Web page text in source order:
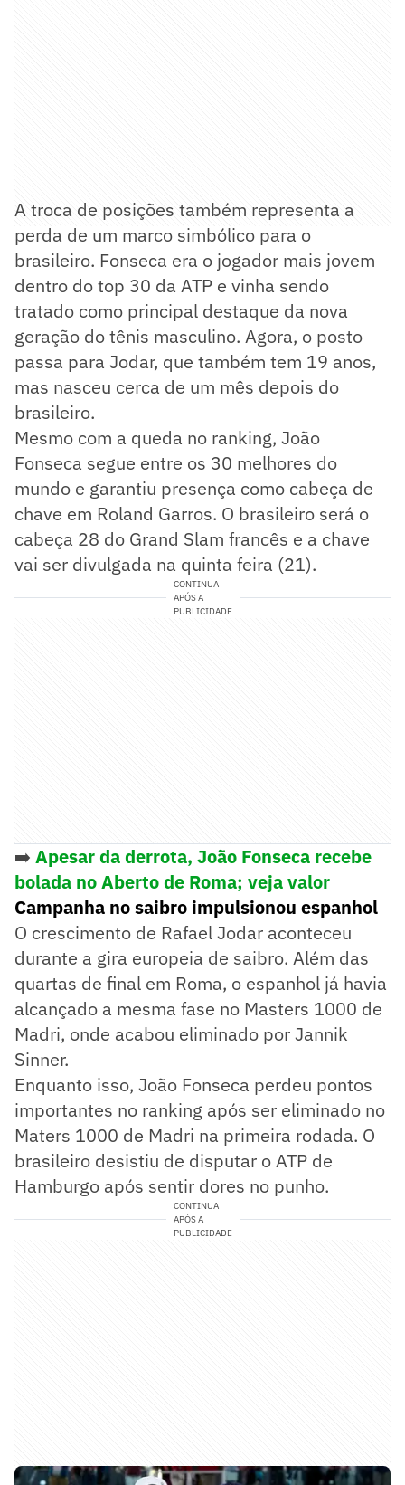
A troca de posições também representa a
perda de um marco simbólico para o
brasileiro. Fonseca era o jogador mais jovem
dentro do top 30 da ATP e vinha sendo
tratado como principal destaque da nova
geração do tênis masculino. Agora, o posto
passa para Jodar, que também tem 19 anos,
mas nasceu cerca de um mês depois do
brasileiro.
Mesmo com a queda no ranking, João
Fonseca segue entre os 30 melhores do
mundo e garantiu presença como cabeça de
chave em Roland Garros. O brasileiro será o
cabeça 28 do Grand Slam francês e a chave
vai ser divulgada na quinta feira (21).
CONTINUA
APÓS A
PUBLICIDADE
➡️ Apesar da derrota, João Fonseca recebe
bolada no Aberto de Roma; veja valor
Campanha no saibro impulsionou espanhol
O crescimento de Rafael Jodar aconteceu
durante a gira europeia de saibro. Além das
quartas de final em Roma, o espanhol já havia
alcançado a mesma fase no Masters 1000 de
Madri, onde acabou eliminado por Jannik
Sinner.
Enquanto isso, João Fonseca perdeu pontos
importantes no ranking após ser eliminado no
Maters 1000 de Madri na primeira rodada. O
brasileiro desistiu de disputar o ATP de
Hamburgo após sentir dores no punho.
CONTINUA
APÓS A
PUBLICIDADE